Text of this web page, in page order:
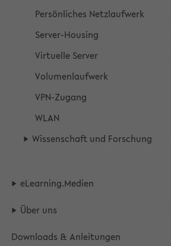
Per­sön­li­ches Netz­lauf­werk
Server-​Housing
Vir­tu­el­le Ser­ver
Vo­lu­men­lauf­werk
VPN-​Zugang
WLAN
Wis­sen­schaft und For­schung
eLear­ning.Me­di­en
Über uns
Down­loads & An­lei­tun­gen